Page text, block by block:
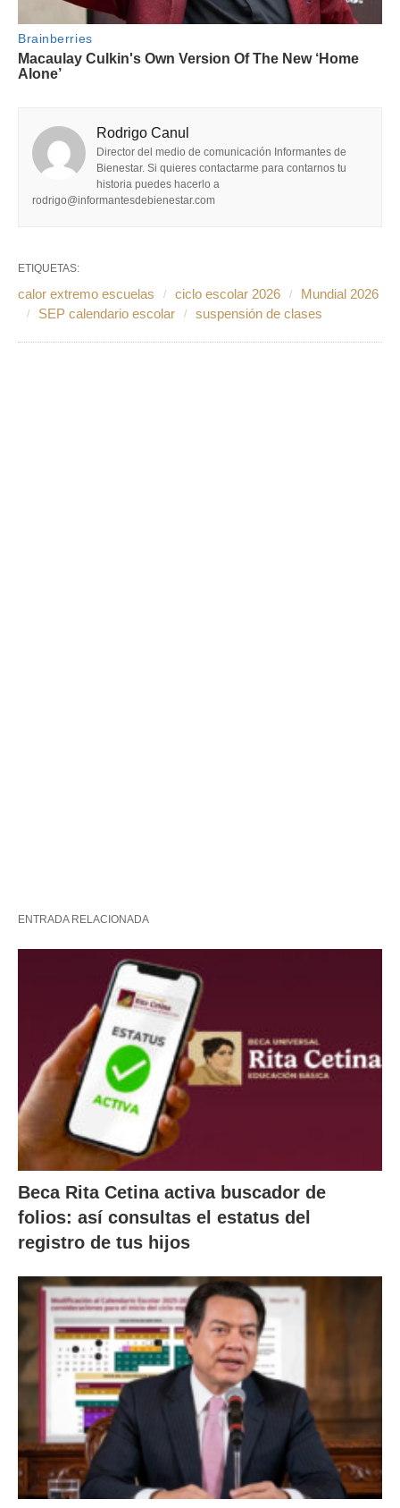
Rodrigo Canul
Director del medio de comunicación Informantes de
Bienestar. Si quieres contactarme para contarnos tu
historia puedes hacerlo a
rodrigo@informantesdebienestar.com
ETIQUETAS:
calor extremo escuelas ciclo escolar 2026
Mundial 2026
SEP calendario escolar
suspensión de clases
ENTRADA RELACIONADA
Beca Rita Cetina activa buscador de
folios: así consultas el estatus del
registro de tus hijos